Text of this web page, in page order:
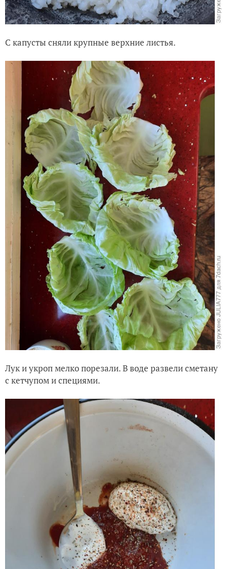
С капусты сняли крупные верхние листья.
Лук и укроп мелко порезали. В воде развели сметану
с кетчупом и специями.